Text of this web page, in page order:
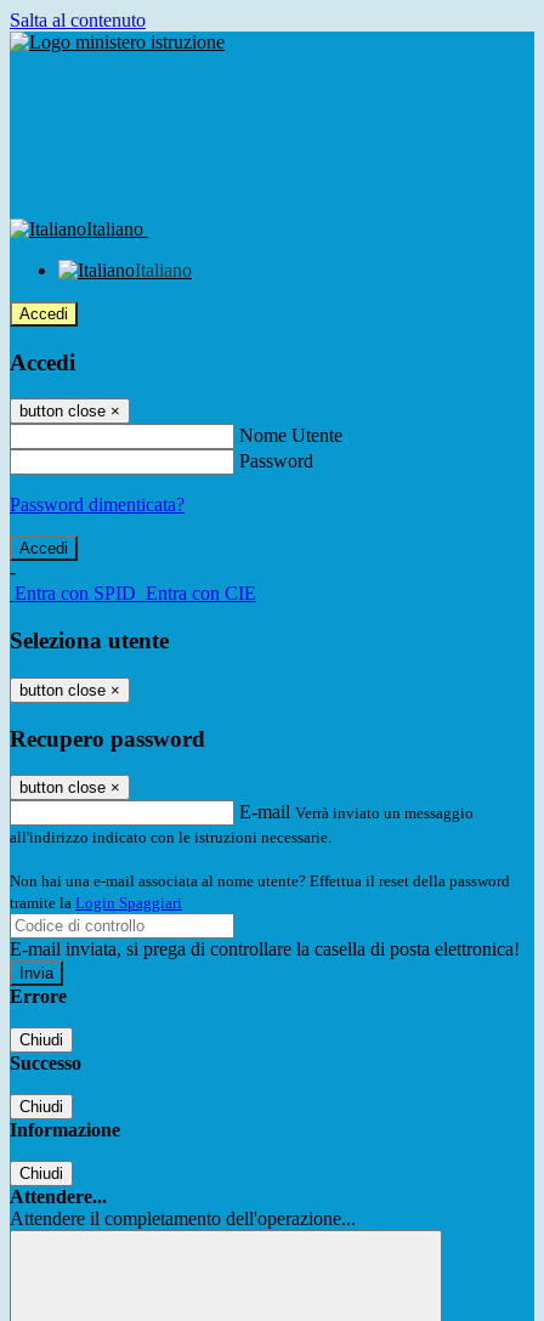
Salta al contenuto
Italiano
Italiano
Accedi
Accedi
button close ×
Nome Utente
Password
Password dimenticata?
-
Entra con SPID Entra con CIE
Seleziona utente
button close ×
Recupero password
button close ×
E-mail Verrà inviato un messaggio
all'indirizzo indicato con le istruzioni necessarie.
Non hai una e-mail associata al nome utente? Effettua il reset della password
tramite la Login Spaggiari
E-mail inviata, si prega di controllare la casella di posta elettronica!
Errore
Chiudi
Successo
Chiudi
Informazione
Chiudi
Attendere...
Attendere il completamento dell'operazione...